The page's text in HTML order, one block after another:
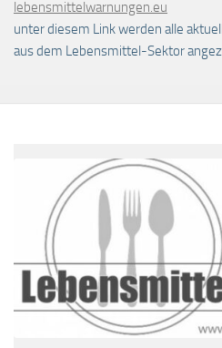
lebensmittelwarnungen.eu
unter diesem Link werden alle
aus dem Lebensmittel-Sektor